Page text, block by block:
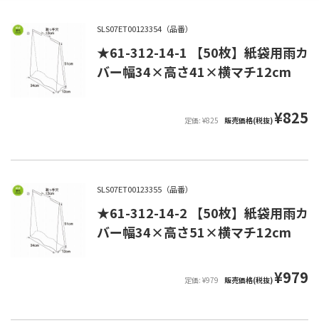
SLS07ET00123354（品番）
★61-312-14-1 【50枚】紙袋用雨カ
バー幅34×高さ41×横マチ12cm
定価: ¥825 販売価格(税抜)¥825
SLS07ET00123355（品番）
★61-312-14-2 【50枚】紙袋用雨カ
バー幅34×高さ51×横マチ12cm
定価: ¥979 販売価格(税抜)¥979